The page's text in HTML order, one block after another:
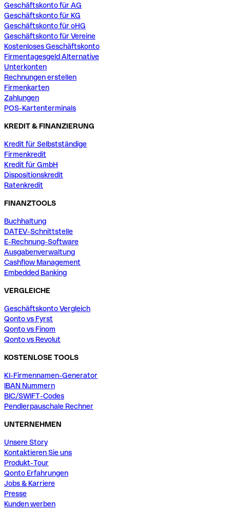
Geschäftskonto für AG
Geschäftskonto für KG
Geschäftskonto für oHG
Geschäftskonto für Vereine
Kostenloses Geschäftskonto
Firmentagesgeld Alternative
Unterkonten
Rechnungen erstellen
Firmenkarten
Zahlungen
POS-Kartenterminals
KREDIT & FINANZIERUNG
Kredit für Selbstständige
Firmenkredit
Kredit für GmbH
Dispositionskredit
Ratenkredit
FINANZTOOLS
Buchhaltung
DATEV-Schnittstelle
E-Rechnung-Software
Ausgabenverwaltung
Cashflow Management
Embedded Banking
VERGLEICHE
Geschäftskonto Vergleich
Qonto vs Fyrst
Qonto vs Finom
Qonto vs Revolut
KOSTENLOSE TOOLS
KI-Firmennamen-Generator
IBAN Nummern
BIC/SWIFT-Codes
Pendlerpauschale Rechner
UNTERNEHMEN
Unsere Story
Kontaktieren Sie uns
Produkt-Tour
Qonto Erfahrungen
Jobs & Karriere
Presse
Kunden werben